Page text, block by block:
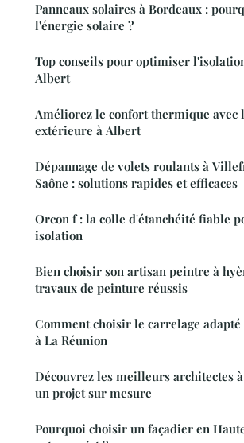
Panneaux solaires à Bordeaux :
l'énergie solaire ?
Top conseils pour optimiser
Albert
Améliorez le confort thermique avec
extérieure à Albert
Dépannage de volets roulants à
Saône : solutions rapides et efficaces
Orcon f : la colle d'étanchéité fiable
isolation
Bien choisir son artisan peintre à
travaux de peinture réussis
Comment choisir le carrelage
à La Réunion
Découvrez les meilleurs architectes
un projet sur mesure
Pourquoi choisir un façadier en